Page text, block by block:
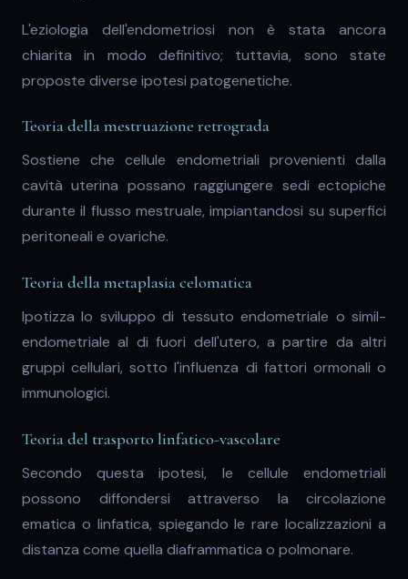
L'eziologia dell'endometriosi non è stata ancora
chiarita in modo definitivo; tuttavia, sono state
proposte diverse ipotesi patogenetiche.
Teoria della mestruazione retrograda
Sostiene che cellule endometriali provenienti dalla
cavità uterina possano raggiungere sedi ectopiche
durante il flusso mestruale, impiantandosi su superfici
peritoneali e ovariche.
Teoria della metaplasia celomatica
Ipotizza lo sviluppo di tessuto endometriale o simil-
endometriale al di fuori dell'utero, a partire da altri
gruppi cellulari, sotto l'influenza di fattori ormonali o
immunologici.
Teoria del trasporto linfatico-vascolare
Secondo questa ipotesi, le cellule endometriali
possono diffondersi attraverso la circolazione
ematica o linfatica, spiegando le rare localizzazioni a
distanza come quella diaframmatica o polmonare.